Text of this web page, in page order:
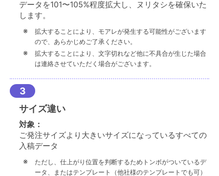
データを101〜105%程度拡大し、ヌリタシを確保いた
します。
拡大することにより、モアレが発生する可能性がございます
ので、あらかじめご了承ください。
拡大することにより、文字切れなど他に不具合が生じた場合
は連絡させていただく場合がございます。
サイズ違い
対象：
ご発注サイズより大きいサイズになっているすべての
入稿データ
ただし、仕上がり位置を判断するためトンボがついているデ
ータ、またはテンプレート（他社様のテンプレートでも可）